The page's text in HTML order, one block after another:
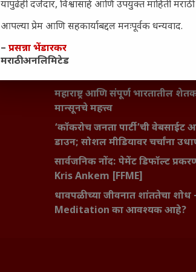
यश आणि आत्मविश्वास: स्वप्नांना
बदलण्याची शक्ती
महाराष्ट्रातील बदलत्या हवामानाचा
वाढता परिणाम: शेतकऱ्यांसमोरील
महाराष्ट्र आणि संपूर्ण भारतातील
मान्सूनचे महत्त्व
‘कॉकरोच जनता पार्टी’ची वेबसाईट
डाउन; सोशल मीडियावर चर्चांना
सार्वजनिक नोंद: पेमेंट डिफॉल्ट
Kris Ankem [FFME]
धावपळीच्या जीवनात शांततेचा शोध
Meditation का आवश्यक आहे?
यापुढेही दर्जेदार, विश्वासार्ह आणि उपयुक्त माहिती
आपल्या प्रेम आणि सहकार्याबद्दल मनःपूर्वक धन्यवाद.
– प्रसन्ना भेंडारकर
मराठी अनलिमिटेड